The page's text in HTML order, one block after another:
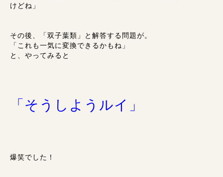
けどね」
その後、「双子葉類」と解答する問題が。
「これも一気に変換できるかもね」
と、やってみると
「そうしようルイ」
爆笑でした！